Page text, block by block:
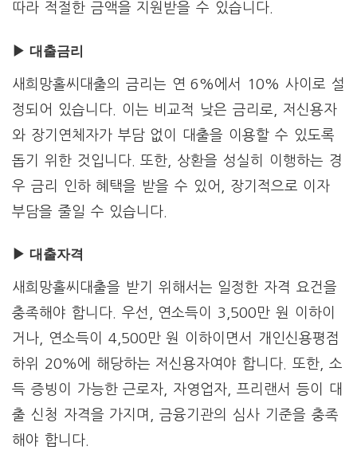
따라 적절한 금액을 지원받을 수 있습니다.
▶ 대출금리
새희망홀씨대출의 금리는 연 6%에서 10% 사이로 설
정되어 있습니다. 이는 비교적 낮은 금리로, 저신용자
와 장기연체자가 부담 없이 대출을 이용할 수 있도록
돕기 위한 것입니다. 또한, 상환을 성실히 이행하는 경
우 금리 인하 혜택을 받을 수 있어, 장기적으로 이자
부담을 줄일 수 있습니다.
▶ 대출자격
새희망홀씨대출을 받기 위해서는 일정한 자격 요건을
충족해야 합니다. 우선, 연소득이 3,500만 원 이하이
거나, 연소득이 4,500만 원 이하이면서 개인신용평점
하위 20%에 해당하는 저신용자여야 합니다. 또한, 소
득 증빙이 가능한 근로자, 자영업자, 프리랜서 등이 대
출 신청 자격을 가지며, 금융기관의 심사 기준을 충족
해야 합니다.